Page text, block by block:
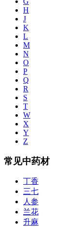
H
J
K
L
M
N
O
P
Q
R
S
T
W
X
Y
Z
常见中药材
丁香
三七
人参
兰花
升麻